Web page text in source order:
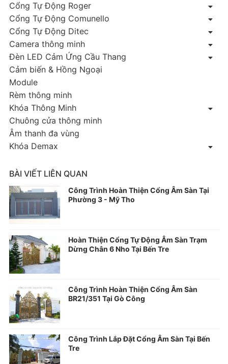
Cổng Tự Động Roger
Cổng Tự Động Comunello
Cổng Tự Động Ditec
Camera thông minh
Đèn LED Cảm Ứng Cầu Thang
Cảm biến & Hồng Ngoại
Module
Rèm thông minh
Khóa Thông Minh
Chuông cửa thông minh
Âm thanh đa vùng
Khóa Demax
BÀI VIẾT LIÊN QUAN
Công Trình Hoàn Thiện Cổng Âm Sàn Tại
Phường 3 - Mỹ Tho
Hoàn Thiện Cổng Tự Động Âm Sàn Trạm
Dừng Chân 6 Nho Tại Bến Tre
Công Trình Hoàn Thiện Cổng Âm Sàn
BR21/351 Tại Gò Công
Công Trình Lắp Đặt Cổng Âm Sàn Tại Bến
Tre